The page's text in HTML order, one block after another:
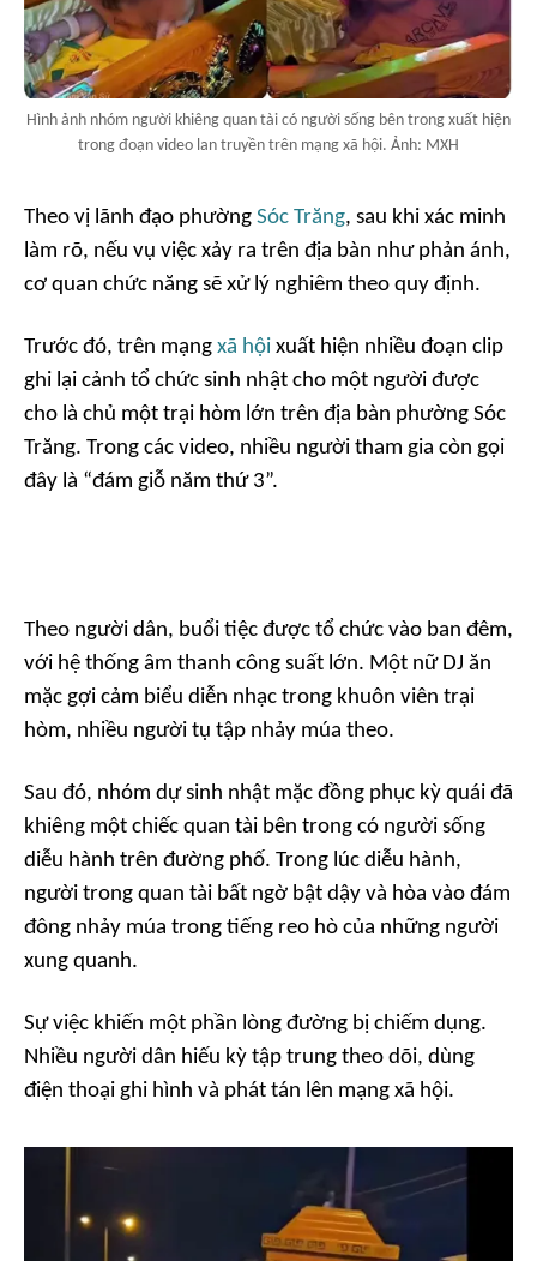
Hình ảnh nhóm người khiêng quan tài có người sống bên trong xuất hiện
trong đoạn video lan truyền trên mạng xã hội. Ảnh: MXH
Theo vị lãnh đạo phường Sóc Trăng, sau khi xác minh
làm rõ, nếu vụ việc xảy ra trên địa bàn như phản ánh,
cơ quan chức năng sẽ xử lý nghiêm theo quy định.
Trước đó, trên mạng xã hội xuất hiện nhiều đoạn clip
ghi lại cảnh tổ chức sinh nhật cho một người được
cho là chủ một trại hòm lớn trên địa bàn phường Sóc
Trăng. Trong các video, nhiều người tham gia còn gọi
đây là “đám giỗ năm thứ 3”.
Theo người dân, buổi tiệc được tổ chức vào ban đêm,
với hệ thống âm thanh công suất lớn. Một nữ DJ ăn
mặc gợi cảm biểu diễn nhạc trong khuôn viên trại
hòm, nhiều người tụ tập nhảy múa theo.
Sau đó, nhóm dự sinh nhật mặc đồng phục kỳ quái đã
khiêng một chiếc quan tài bên trong có người sống
diễu hành trên đường phố. Trong lúc diễu hành,
người trong quan tài bất ngờ bật dậy và hòa vào đám
đông nhảy múa trong tiếng reo hò của những người
xung quanh.
Sự việc khiến một phần lòng đường bị chiếm dụng.
Nhiều người dân hiếu kỳ tập trung theo dõi, dùng
điện thoại ghi hình và phát tán lên mạng xã hội.